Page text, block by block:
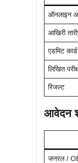
ऑनलाइन
आखिरी
एडमिट कार्ड
लिखित
रिजल्ट
आवेदन
जनरल /